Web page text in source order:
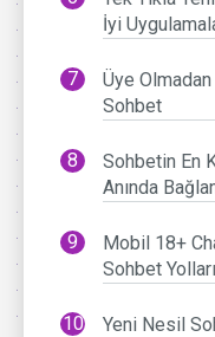
İyi
Üye
Sohbet
Sohbetin En
Anında
Mobil 18+
Sohbet Yolları
Yeni Nesil